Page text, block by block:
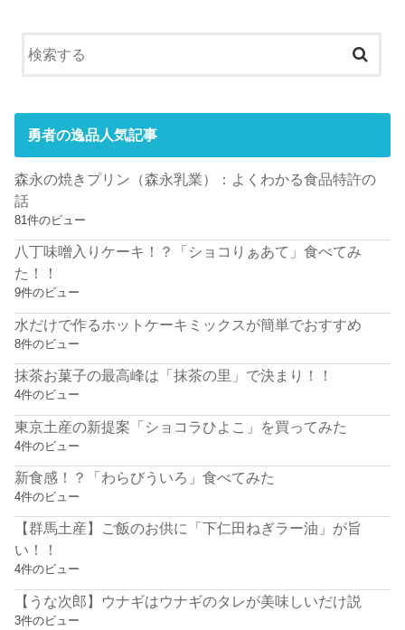
勇者の逸品人気記事
森永の焼きプリン（森永乳業）：よくわかる食品特許の
話
81件のビュー
八丁味噌入りケーキ！？「ショコりぁあて」食べてみ
た！！
9件のビュー
水だけで作るホットケーキミックスが簡単でおすすめ
8件のビュー
抹茶お菓子の最高峰は「抹茶の里」で決まり！！
4件のビュー
東京土産の新提案「ショコラひよこ」を買ってみた
4件のビュー
新食感！？「わらびういろ」食べてみた
4件のビュー
【群馬土産】ご飯のお供に「下仁田ねぎラー油」が旨
い！！
4件のビュー
【うな次郎】ウナギはウナギのタレが美味しいだけ説
3件のビュー